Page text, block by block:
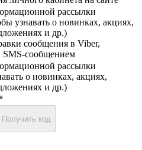
рассылки
узнавать о новинках, акциях,
и др.)
сообщения в Viber,
SMS-сообщением
рассылки
о новинках, акциях,
и др.)
Получить код